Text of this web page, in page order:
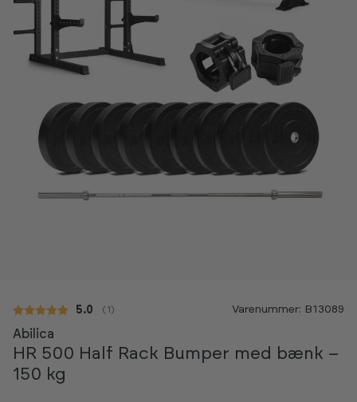
Gennemsnitlig vurdering:
5.0 ( stemmer:
1 ) Varenummer: B13089
Abilica
HR 500 Half Rack Bumper med bænk –
150 kg